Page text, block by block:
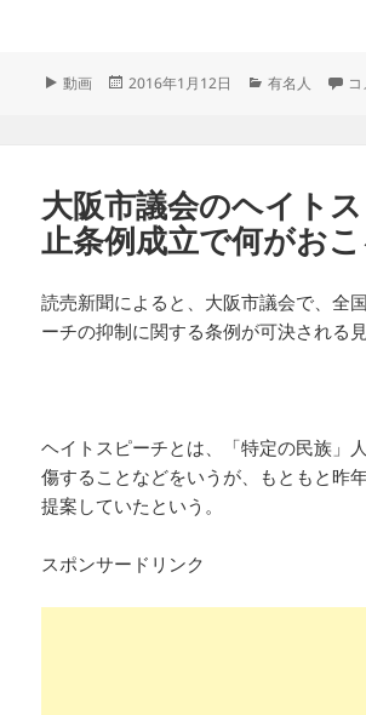
フ
ト
動画
投
2016年1月12日
カ
有名人
大阪市議会のヘイト
止条例成立で何がおこ
読売新聞によると、大阪市議会で、全
ーチの抑制に関する条例が可決される見
ヘイトスピーチとは、「特定の民族」
傷することなどをいうが、もともと昨
提案していたという。
スポンサードリンク